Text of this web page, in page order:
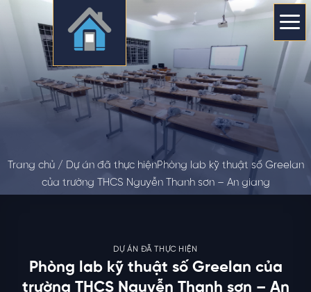
Trang chủ / Dự án đã thực hiệnPhòng lab kỹ thuật số Greelan
của trường THCS Nguyễn Thanh sơn – An giang
DỰ ÁN ĐÃ THỰC HIỆN
Phòng lab kỹ thuật số Greelan của
trường THCS Nguyễn Thanh sơn – An